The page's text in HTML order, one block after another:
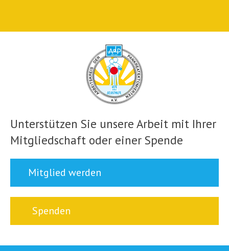
Unterstützen Sie unsere Arbeit mit Ihrer
Mitgliedschaft oder einer Spende
Mitglied werden
Spenden